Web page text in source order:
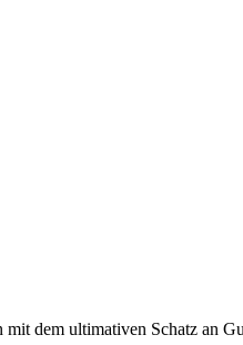
dem ultimativen Schatz an